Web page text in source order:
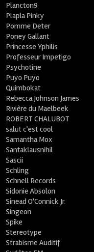
Plancton9
Plapla Pinky
Pomme Deter
Poney Gallant
Princesse Yphilis
Professeur Impetigo
Psychotine
Puyo Puyo
Quimbokat
Rebecca Johnson James
Rivière du Maelbeek
ROBERT CHALUBOT
salut c'est cool
Samantha Mox
Santaklausnihil
Sascii
Schling
Schnell Records
Sidonie Absolon
Sinead O'Connick Jr.
Singeon
Spike
Stereotype
Strabisme Auditif